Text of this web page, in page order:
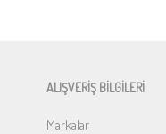
ALIŞVERİŞ BİLGİLERİ
Markalar